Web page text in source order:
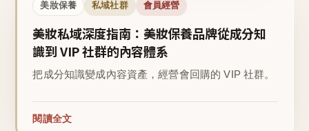
美妝保養 私域社群 會員經營
美妝私域深度指南：美妝保養品牌從成分知
識到 VIP 社群的內容體系
把成分知識變成內容資產，經營會回購的 VIP 社群。
閱讀全文